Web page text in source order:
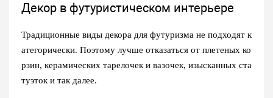
Декор в футуристическом интерьере
Традиционные виды декора для футуризма не подходят к
атегорически. Поэтому лучше отказаться от плетеных ко
рзин, керамических тарелочек и вазочек, изысканных ста
туэток и так далее.